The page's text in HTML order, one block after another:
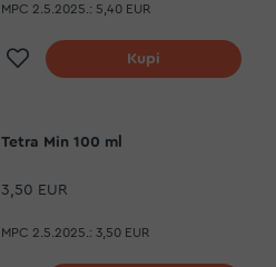
MPC 2.5.2025.: 5,40 EUR
Dodaj na listu želja
Kupi
Tetra Min 100 ml
3,50 EUR
MPC 2.5.2025.: 3,50 EUR